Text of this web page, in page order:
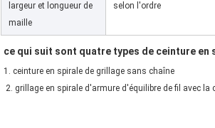
largeur et longueur de
maille
selon l'ordre
ce qui suit sont quatre types de ceinture en
1.
2. grillage en spirale d'armure d'équilibre de fil avec la